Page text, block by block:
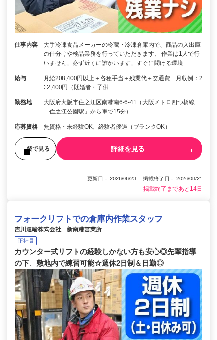
仕事内容
大手冷凍食品メーカーの冷蔵・冷凍倉庫内で、商品の入出庫
の仕分けや検品業務を行っていただきます。 作業は1人で行
いません。必ず近くに誰かいます。すぐに聞ける環境…
給与
月給208,400円以上＋各種手当＋残業代＋交通費 月収例：2
32,400円（既婚者・子供…
勤務地
大阪府大阪市住之江区南港南6-6-41（大阪メトロ四つ橋線
「住之江公園駅」から車で15分）
応募資格 無資格・未経験OK、経験者優遇（ブランクOK）
後で見る 詳細を見る
更新日： 2026/06/23 掲載終了日： 2026/08/21
掲載終了まであと14日
フォークリフトでの倉庫内作業スタッフ
吉川運輸株式会社 新南港営業所
正社員
カウンター式リフトの経験しかない方も安心◎先輩指導
の下、敷地内で練習可能☆週休2日制＆日勤◎